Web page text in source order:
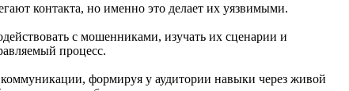
контакта, но именно это делает их уязвимыми.
с мошенниками, изучать их сценарии и
процесс.
формируя у аудитории навыки через живой